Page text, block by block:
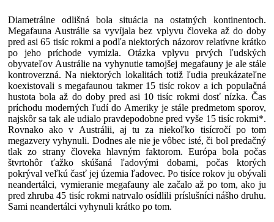
Diametrálne odlišná bola situácia na ostatných kontinentoch.
Megafauna Austrálie sa vyvíjala bez vplyvu človeka až do doby
pred asi 65 tisíc rokmi a podľa niektorých názorov relatívne krátko
po jeho príchode vymizla. Otázka vplyvu prvých ľudských
obyvateľov Austrálie na vyhynutie tamojšej megafauny je ale stále
kontroverzná. Na niektorých lokalitách totiž ľudia preukázateľne
koexistovali s megafaunou takmer 15 tisíc rokov a ich populačná
hustota bola až do doby pred asi 10 tisíc rokmi dosť nízka. Čas
príchodu moderných ľudí do Ameriky je stále predmetom sporov,
najskôr sa tak ale udialo pravdepodobne pred vyše 15 tisíc rokmi*.
Rovnako ako v Austrálii, aj tu za niekoľko tisícročí po tom
megazvery vyhynuli. Dodnes ale nie je vôbec isté, či bol predačný
tlak zo strany človeka hlavným faktorom. Európa bola počas
štvrtohôr ťažko skúšaná ľadovými dobami, počas ktorých
pokrýval veľkú časť jej územia ľadovec. Po tisíce rokov ju obývali
neandertálci, vymieranie megafauny ale začalo až po tom, ako ju
pred zhruba 45 tisíc rokmi natrvalo osídlili príslušníci nášho druhu.
Sami neandertálci vyhynuli krátko po tom.